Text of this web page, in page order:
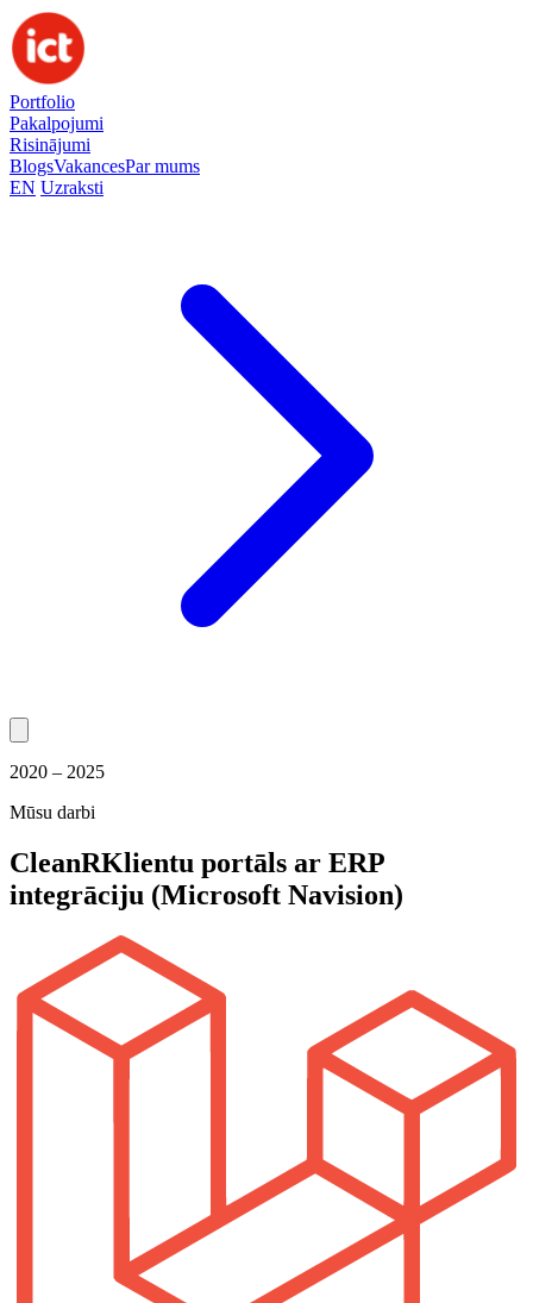
Portfolio
Pakalpojumi
Risinājumi
BlogsVakancesPar mums
EN Uzraksti
2020 – 2025
Mūsu darbi
CleanRKlientu portāls ar ERP
integrāciju (Microsoft Navision)